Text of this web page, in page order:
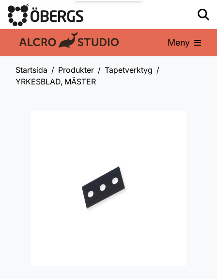
En del av: Meny
Startsida Produkter
Tapetverktyg
YRKESBLAD, MÄSTER